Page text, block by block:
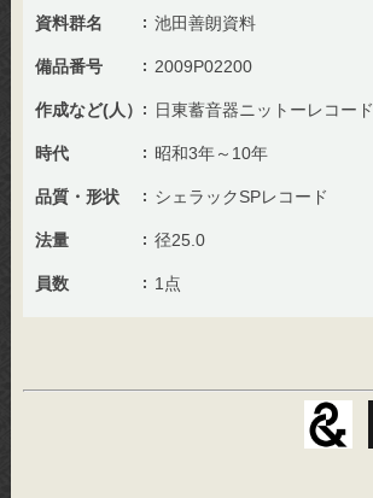
資料群名 池田善朗資料
備品番号 2009P02200
作成など(人） 日東蓄音器ニットーレコード
時代 昭和3年～10年
品質・形状 シェラックSPレコード
法量 径25.0
員数 1点